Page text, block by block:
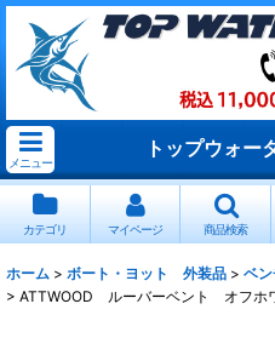
メニュー
トップウォー
カテゴリ マイページ 商品検索
ホーム > ボート・ヨット 外装品 > ベ
> ATTWOOD ルーバーベント オフホ